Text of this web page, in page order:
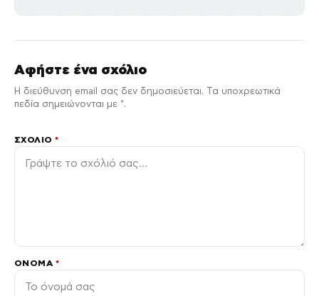
Αφήστε ένα σχόλιο
Η διεύθυνση email σας δεν δημοσιεύεται. Τα υποχρεωτικά
πεδία σημειώνονται με *.
ΣΧΌΛΙΟ*
ΌΝΟΜΑ *